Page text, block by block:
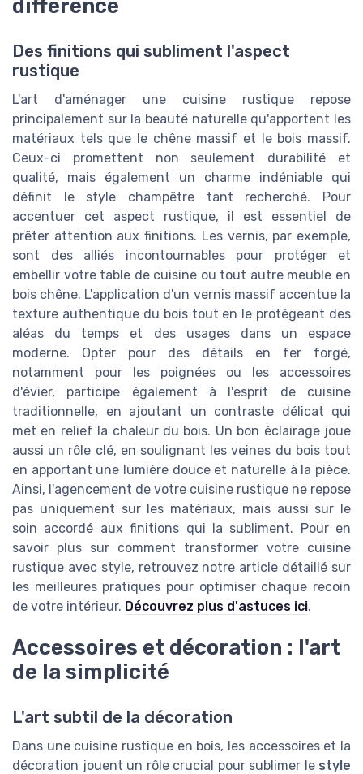
différence
Des finitions qui subliment l'aspect
rustique
L'art d'aménager une cuisine rustique repose
principalement sur la beauté naturelle qu'apportent les
matériaux tels que le chêne massif et le bois massif.
Ceux-ci promettent non seulement durabilité et
qualité, mais également un charme indéniable qui
définit le style champêtre tant recherché. Pour
accentuer cet aspect rustique, il est essentiel de
prêter attention aux finitions. Les vernis, par exemple,
sont des alliés incontournables pour protéger et
embellir votre table de cuisine ou tout autre meuble en
bois chêne. L'application d'un vernis massif accentue la
texture authentique du bois tout en le protégeant des
aléas du temps et des usages dans un espace
moderne. Opter pour des détails en fer forgé,
notamment pour les poignées ou les accessoires
d'évier, participe également à l'esprit de cuisine
traditionnelle, en ajoutant un contraste délicat qui
met en relief la chaleur du bois. Un bon éclairage joue
aussi un rôle clé, en soulignant les veines du bois tout
en apportant une lumière douce et naturelle à la pièce.
Ainsi, l'agencement de votre cuisine rustique ne repose
pas uniquement sur les matériaux, mais aussi sur le
soin accordé aux finitions qui la subliment. Pour en
savoir plus sur comment transformer votre cuisine
rustique avec style, retrouvez notre article détaillé sur
les meilleures pratiques pour optimiser chaque recoin
de votre intérieur. Découvrez plus d'astuces ici.
Accessoires et décoration : l'art
de la simplicité
L'art subtil de la décoration
Dans une cuisine rustique en bois, les accessoires et la
décoration jouent un rôle crucial pour sublimer le style